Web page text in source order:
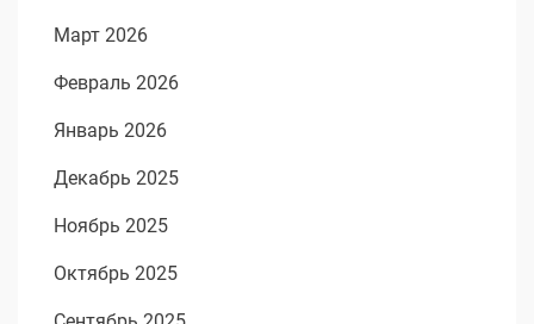
Март 2026
Февраль 2026
Январь 2026
Декабрь 2025
Ноябрь 2025
Октябрь 2025